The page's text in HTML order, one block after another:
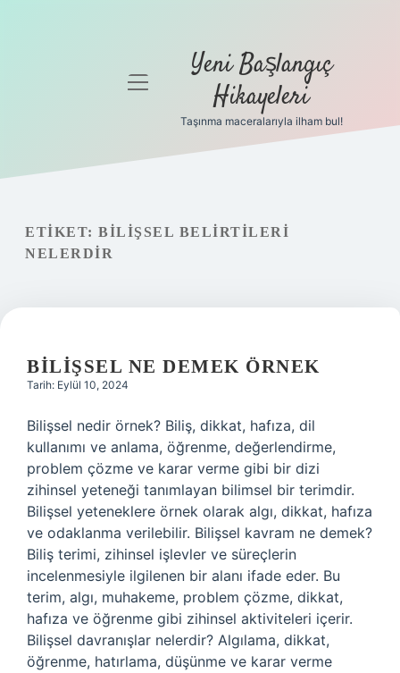
Gizlilik
Yasal Uyarı
menüyü
Yeni Başlangıç
Hikayeleri
Taşınma maceralarıyla ilham bul!
ETIKET: BILIŞSEL BELIRTILERI
NELERDIR
BILIŞSEL NE DEMEK ÖRNEK
Tarih: Eylül 10, 2024
Bilişsel nedir örnek? Biliş, dikkat, hafıza, dil
kullanımı ve anlama, öğrenme, değerlendirme,
problem çözme ve karar verme gibi bir dizi
zihinsel yeteneği tanımlayan bilimsel bir terimdir.
Bilişsel yeteneklere örnek olarak algı, dikkat, hafıza
ve odaklanma verilebilir. Bilişsel kavram ne demek?
Biliş terimi, zihinsel işlevler ve süreçlerin
incelenmesiyle ilgilenen bir alanı ifade eder. Bu
terim, algı, muhakeme, problem çözme, dikkat,
hafıza ve öğrenme gibi zihinsel aktiviteleri içerir.
Bilişsel davranışlar nelerdir? Algılama, dikkat,
öğrenme, hatırlama, düşünme ve karar verme